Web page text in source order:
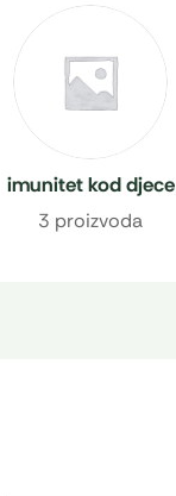
imunitet kod djece
3 proizvoda